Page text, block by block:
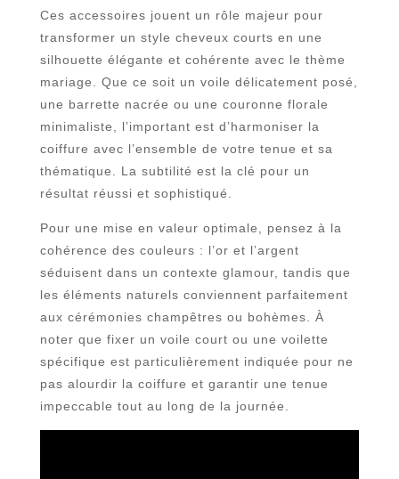
Ces accessoires jouent un rôle majeur pour
transformer un style cheveux courts en une
silhouette élégante et cohérente avec le thème
mariage. Que ce soit un voile délicatement posé,
une barrette nacrée ou une couronne florale
minimaliste, l’important est d’harmoniser la
coiffure avec l’ensemble de votre tenue et sa
thématique. La subtilité est la clé pour un
résultat réussi et sophistiqué.
Pour une mise en valeur optimale, pensez à la
cohérence des couleurs : l’or et l’argent
séduisent dans un contexte glamour, tandis que
les éléments naturels conviennent parfaitement
aux cérémonies champêtres ou bohèmes. À
noter que fixer un voile court ou une voilette
spécifique est particulièrement indiquée pour ne
pas alourdir la coiffure et garantir une tenue
impeccable tout au long de la journée.